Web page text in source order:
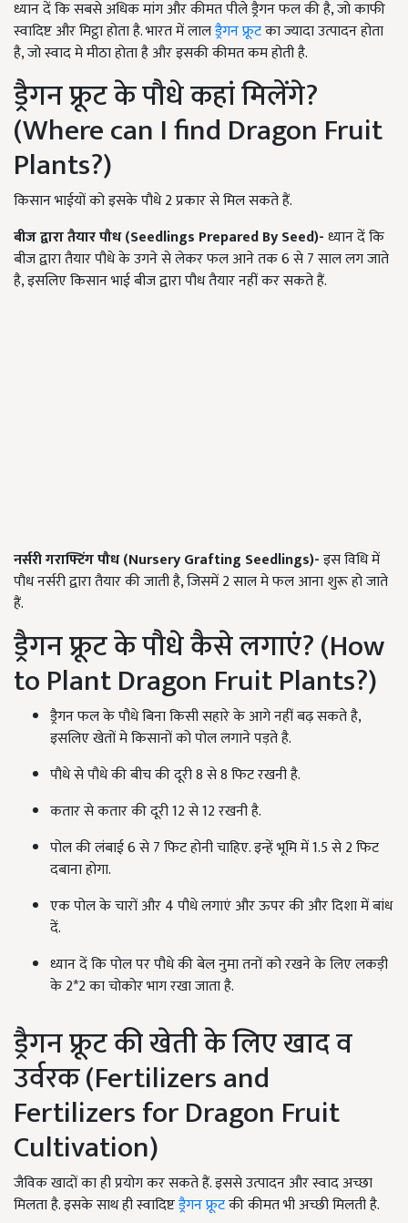
ध्यान दें कि सबसे अधिक मांग और कीमत पीले ड्रैगन फल की है, जो काफी
स्वादिष्ट और मिट्ठा होता है. भारत में लालड्रैगन फ्रूटका ज्यादा उत्पादन होता
है, जो स्वाद मे मीठा होता है और इसकी कीमत कम होती है.
ड्रैगन फ्रूट के पौधे कहां मिलेंगे?
(Where can I find Dragon Fruit
Plants?)
किसान भाईयों को इसके पौधे 2 प्रकार से मिल सकते हैं.
बीज द्वारा तैयार पौध(Seedlings Prepared By Seed)-ध्यान दें कि
बीज द्वारा तैयार पौधे के उगने से लेकर फल आने तक 6 से 7 साल लग जाते
है, इसलिए किसान भाई बीज द्वारा पौध तैयार नहीं कर सकते हैं.
नर्सरी गराफ्टिंग पौध(Nursery Grafting Seedlings)-इस विधि में
पौध नर्सरी द्वारा तैयार की जाती है, जिसमें 2 साल मे फल आना शुरू हो जाते
हैं.
ड्रैगन फ्रूट के पौधे कैसे लगाएं? (How
to Plant Dragon Fruit Plants?)
ड्रैगन फल के पौधे बिना किसी सहारे के आगे नहीं बढ़ सकते है,
इसलिए खेतों मे किसानों को पोल लगाने पड़ते है.
पौधे से पौधे की बीच की दूरी 8 से 8 फिट रखनी है.
कतार से कतार की दूरी 12 से 12 रखनी है.
पोल की लंबाई 6 से 7 फिट होनी चाहिए. इन्हें भूमि में 1.5 से 2 फिट
दबाना होगा.
एक पोल के चारों और 4 पौधे लगाएं और ऊपर की और दिशा में बांध
दें.
ध्यान दें कि पोल पर पौधे की बेल नुमा तनों को रखने के लिए लकड़ी
के 2*2 का चोकोर भाग रखा जाता है.
ड्रैगन फ्रूट की खेती के लिए खाद व
उर्वरक (Fertilizers and
Fertilizers for Dragon Fruit
Cultivation)
जैविक खादों का ही प्रयोग कर सकते हैं. इससे उत्पादन और स्वाद अच्छा
मिलता है. इसके साथ ही स्वादिष्टड्रैगन फ्रूटकी कीमत भी अच्छी मिलती है.